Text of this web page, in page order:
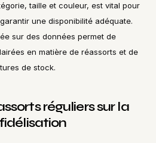
taille et couleur, est vital pour
une disponibilité adéquate.
sur des données permet de
en matière de réassorts et de
de stock.
réguliers sur la